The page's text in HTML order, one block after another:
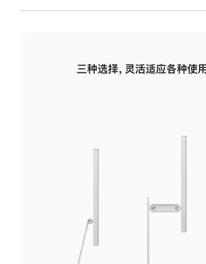
三种选择，灵活适应各种使